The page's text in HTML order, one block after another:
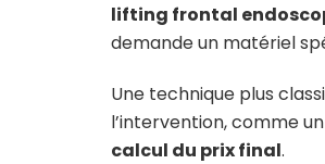
lifting frontal
demande un matériel
Une technique plus
l’intervention, comme
calcul du prix final.